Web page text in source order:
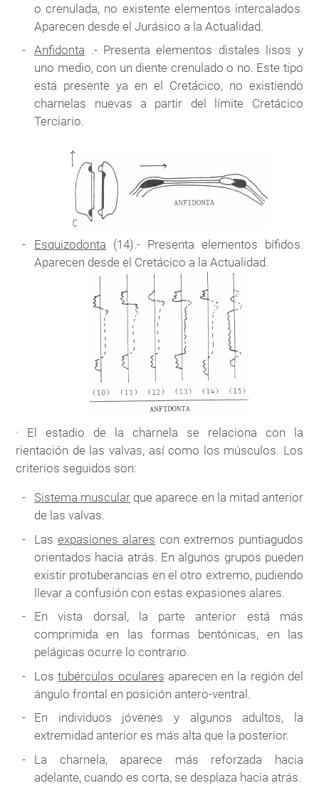
o crenulada, no existente elementos intercalados.
Aparecen desde el Jurásico a la Actualidad.
Anfidonta .- Presenta elementos distales lisos y
uno medio, con un diente crenulado o no. Este tipo
está presente ya en el Cretácico, no existiendo
charnelas nuevas a partir del límite Cretácico
Terciario.
Esquizodonta (14).- Presenta elementos bífidos.
Aparecen desde el Cretácico a la Actualidad.
· El estadio de la charnela se relaciona con la
rientación de las valvas, así como los músculos. Los
criterios seguidos son:
Sistema muscular que aparece en la mitad anterior
de las valvas.
Lasexpasiones alares con extremos puntiagudos
orientados hacia atrás. En algunos grupos pueden
existir protuberancias en el otro extremo, pudiendo
llevar a confusión con estas expasiones alares.
En vista dorsal, la parte anterior está más
comprimida en las formas bentónicas, en las
pelágicas ocurre lo contrario.
Lostubérculos oculares aparecen en la región del
ángulo frontal en posición antero-ventral.
En individuos jóvenes y algunos adultos, la
extremidad anterior es más alta que la posterior.
La charnela, aparece más reforzada hacia
adelante, cuando es corta, se desplaza hacia atrás.